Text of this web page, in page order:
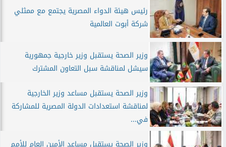
رئيس هيئة الدواء المصرية يجتمع مع ممثلي
شركة أبوت العالمية
وزير الصحة يستقبل وزير خارجية جمهورية
سيشل لمناقشة سبل التعاون المشترك
وزير الصحة يستقبل مساعد وزير الخارجية
لمناقشة استعدادات الدولة المصرية للمشاركة
في...